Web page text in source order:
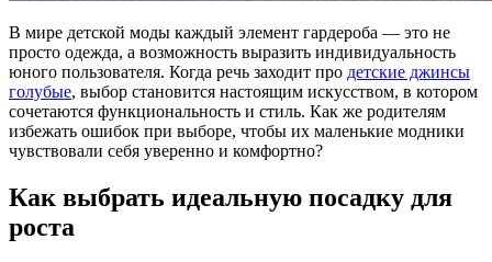
В мире детской моды каждый элемент гардероба — это не
просто одежда, а возможность выразить индивидуальность
юного пользователя. Когда речь заходит про детские джинсы
голубые, выбор становится настоящим искусством, в котором
сочетаются функциональность и стиль. Как же родителям
избежать ошибок при выборе, чтобы их маленькие модники
чувствовали себя уверенно и комфортно?
Как выбрать идеальную посадку для
роста